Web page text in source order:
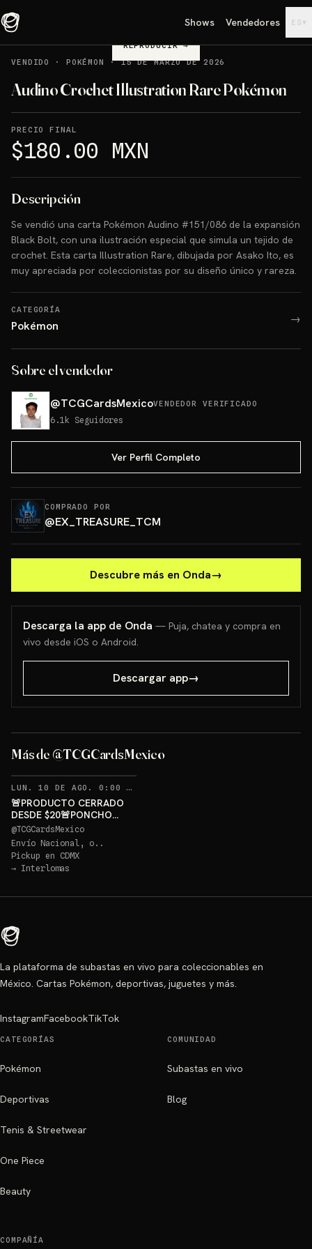
Shows Vendedores ES ▾
REPRODUCIR→
VENDIDO
· POKÉMON ·15 DE MARZO DE 2026
Audino Crochet Illustration Rare Pokémon
PRECIO FINAL
$180.00 MXN
Descripción
Se vendió una carta Pokémon Audino #151/086 de la expansión
Black Bolt, con una ilustración especial que simula un tejido de
crochet. Esta carta Illustration Rare, dibujada por Asako Ito, es
muy apreciada por coleccionistas por su diseño único y rareza.
CATEGORÍA
Pokémon →
Sobre el vendedor
@TCGCardsMexicoVENDEDOR VERIFICADO
6.1k Seguidores
Ver Perfil Completo
COMPRADO POR
@EX_TREASURE_TCM
Descubre más en Onda→
Descarga la app de Onda — Puja, chatea y compra en
vivo desde iOS o Android.
Descargar app→
Más de @TCGCardsMexico
PONCHO PIKACHU PSA 10
Sorteo: PONCHO PIKACHU PSA 10 GRATIS→
LUN. 10 DE AGO. 0:00 AM
🚨PRODUCTO CERRADO
DESDE $20🚨PONCHO
PIKACHU PSA 10 GRATIS
@TCGCardsMexico
Envío Nacional, o..
Pickup en CDMX
→ Interlomas
La plataforma de subastas en vivo para coleccionables en
México. Cartas Pokémon, deportivas, juguetes y más.
InstagramFacebookTikTok
CATEGORÍAS
Pokémon
Deportivas
Tenis & Streetwear
One Piece
Beauty
COMUNIDAD
Subastas en vivo
Blog
COMPAÑÍA